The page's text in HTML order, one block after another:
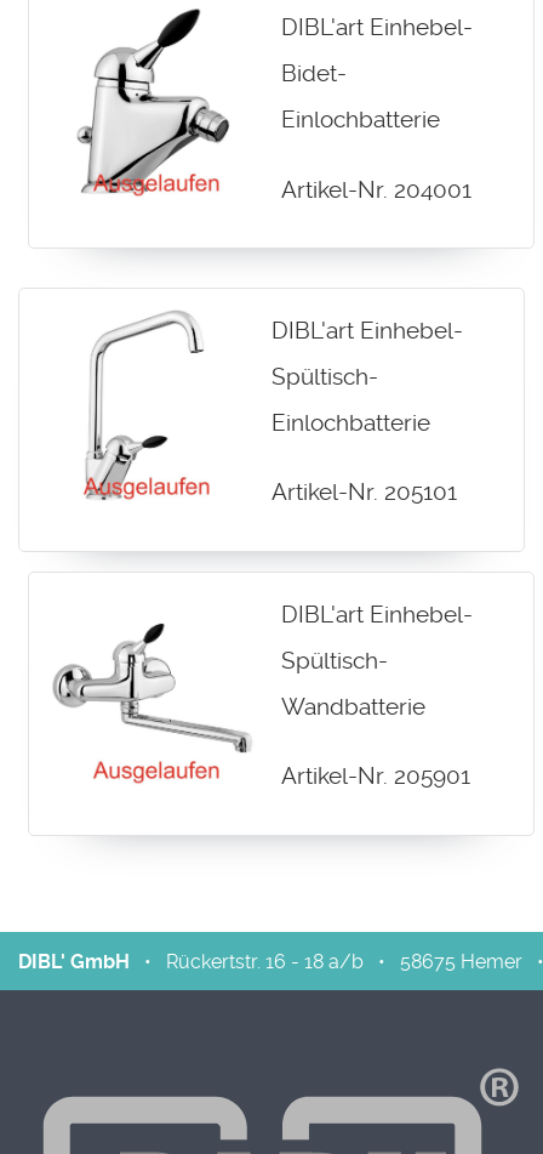
DIBL'art Einhebel-
Bidet-
Einlochbatterie
Artikel-Nr. 204001
DIBL'art Einhebel-
Spültisch-
Einlochbatterie
Artikel-Nr. 205101
DIBL'art Einhebel-
Spültisch-
Wandbatterie
Artikel-Nr. 205901
DIBL' GmbH • Rückertstr. 16 - 18 a/b • 58675 Hemer